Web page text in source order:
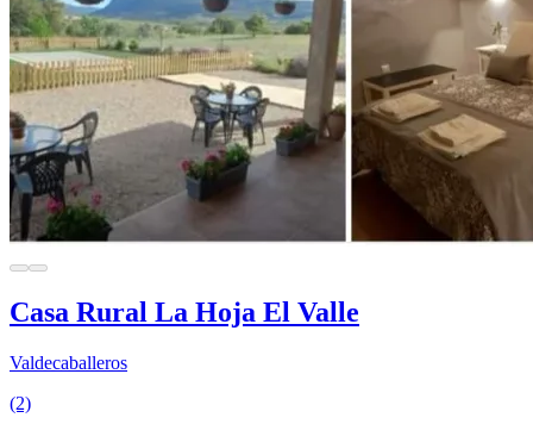
Casa Rural La Hoja El Valle
Valdecaballeros
(2)